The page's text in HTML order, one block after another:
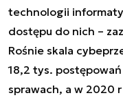
technologii
dostępu do nich –
Rośnie skala
18,2 tys.
sprawach, a w 2020